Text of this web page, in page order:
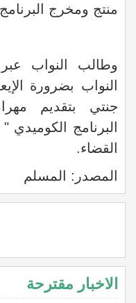
منتج ومخرج
وطالب النواب
النواب بضرورة
جنتي بتقديم
البرنامج الكوميدي
القضاء.
المصدر: المسلم
الاخبار مقترحة